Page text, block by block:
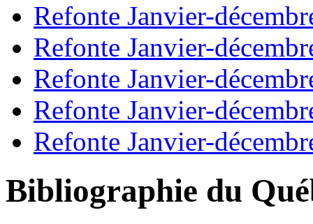
Refonte Janvier-
Refonte Janvier-
Refonte Janvier-
Refonte Janvier-
Refonte Janvier-
Bibliographie du